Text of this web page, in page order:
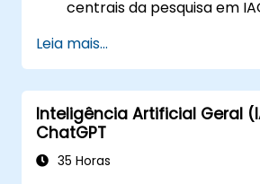
centrais da pesquisa em
desenvolvimento de IAG.
Explorar as potenciais
desafios dos sistemas de
Leia mais...
Inteligência Artificial Geral
ChatGPT
35 Horas